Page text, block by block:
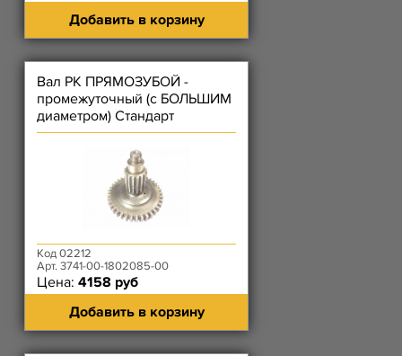
Добавить в корзину
Вал РК ПРЯМОЗУБОЙ -
промежуточный (с БОЛЬШИМ
диаметром) Стандарт
Код 02212
Арт. 3741-00-1802085-00
Цена: 4158 руб
Добавить в корзину